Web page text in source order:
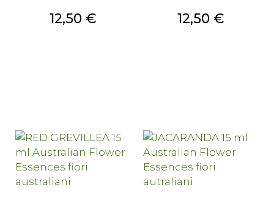
Prezzo
12,50 € Prezzo
12,50 €